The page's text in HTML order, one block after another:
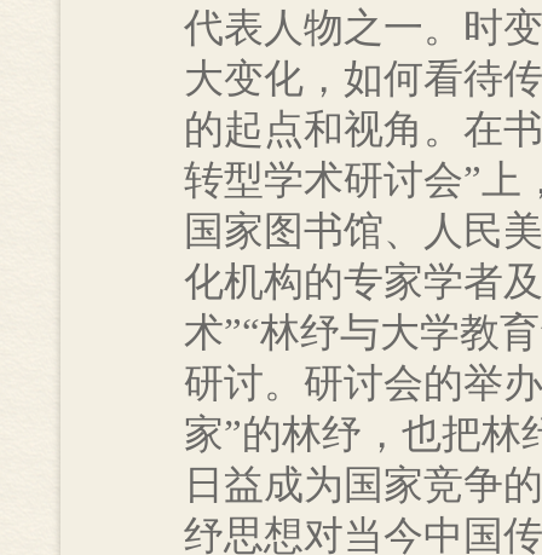
代表人物之一。时
大变化，如何看待
的起点和视角。在
转型学术研讨会”上
国家图书馆、人民
化机构的专家学者
术”“林纾与大学教
研讨。研讨会的举
家”的林纾，也把林
日益成为国家竞争
纾思想对当今中国